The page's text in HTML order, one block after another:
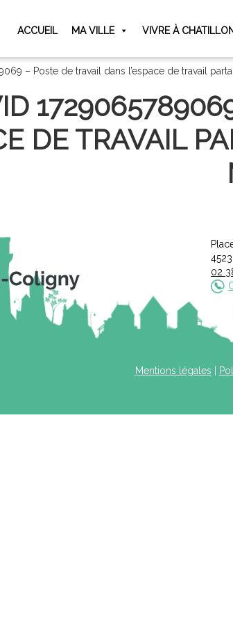
ACCUEIL MA VILLE VIVRE À
– Poste de travail dans l’espace de travail
DE TRAVAIL
02
Mentions légales